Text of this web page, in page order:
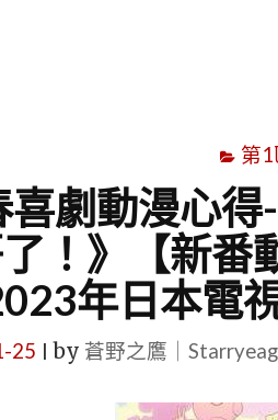
第
喜劇動漫心
！》【新番
年日本電
25 by 蒼野之鷹｜